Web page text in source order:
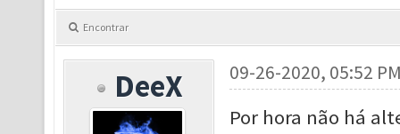
Encontrar
DeeX 09-26-2020, 05:52
Por hora não há